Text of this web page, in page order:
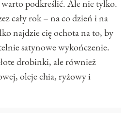
podkreślić. Ale nie tylko.
cały rok – na co dzień i na
najdzie cię ochota na to, by
satynowe wykończenie.
drobinki, ale również
oleje chia, ryżowy i